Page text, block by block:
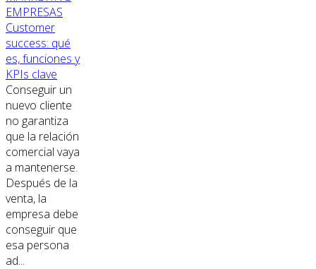
EMPRESAS
Customer
success: qué
es, funciones y
KPIs clave
Conseguir un
nuevo cliente
no garantiza
que la relación
comercial vaya
a mantenerse.
Después de la
venta, la
empresa debe
conseguir que
esa persona
ad...